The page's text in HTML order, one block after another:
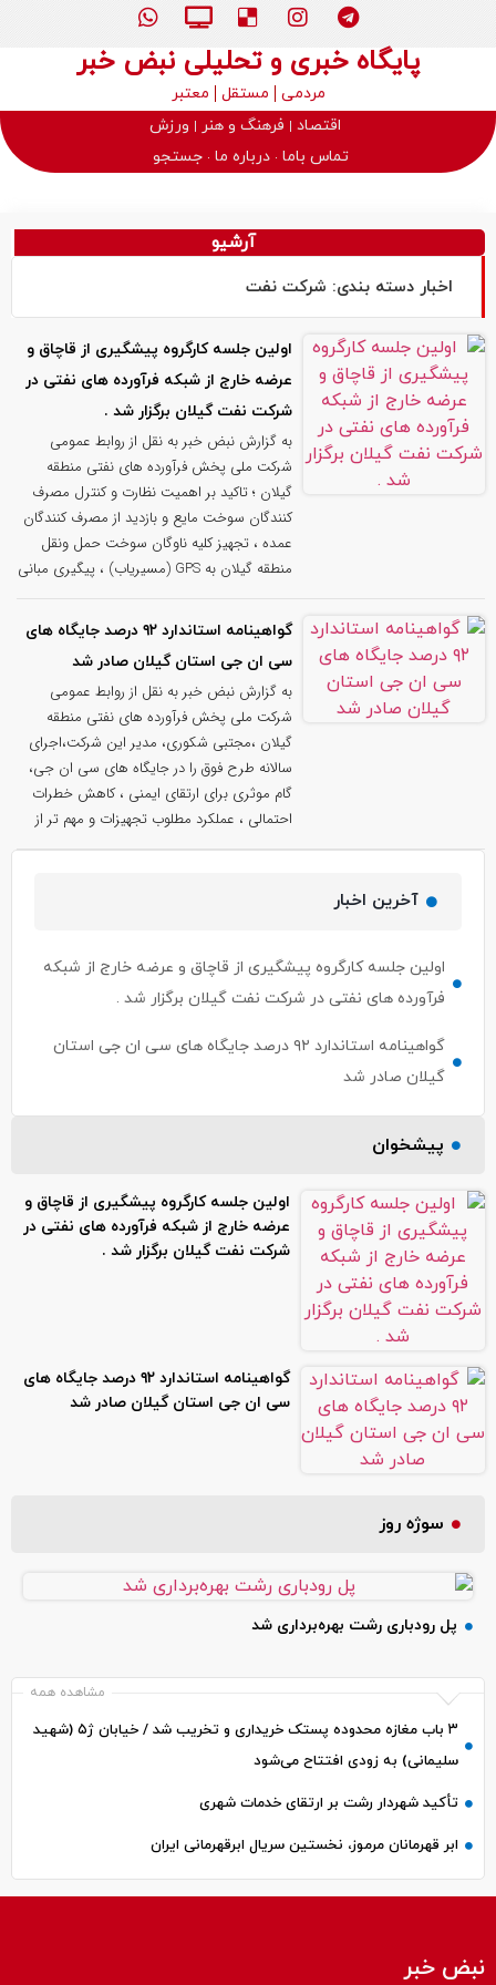
پایگاه خبری و تحلیلی نبض خبر
مردمی مستقل
معتبر
اقتصاد
فرهنگ و هنر
ورزش
تماس باما درباره ما جستجو
آرشیو
اخبار دسته بندی: شرکت نفت
اولین جلسه کارگروه پیشگیری از قاچاق و
عرضه خارج از شبکه فرآورده های نفتی در
شرکت نفت گیلان برگزار شد .
به گزارش نبض خبر به نقل از روابط عمومی
شرکت ملی پخش فرآورده های نفتی منطقه
گیلان ؛ تاکید بر اهمیت نظارت و کنترل مصرف
کنندگان سوخت مایع و بازدید از مصرف کنندگان
عمده ، تجهیز کلیه ناوگان سوخت حمل ونقل
منطقه گیلان به GPS (مسیریاب) ، پیگیری مبانی
گواهینامه استاندارد ۹۲ درصد جایگاه های
سی ان جی استان گیلان صادر شد
به گزارش نبض خبر به نقل از روابط عمومی
شرکت ملی پخش فرآورده های نفتی منطقه
گیلان ،مجتبی شکوری، مدیر این شرکت،اجرای
سالانه طرح فوق را در جایگاه های سی ان جی،
گام موثری برای ارتقای ایمنی ، کاهش خطرات
احتمالی ، عملکرد مطلوب تجهیزات و مهم تر از
آخرین اخبار
اولین جلسه کارگروه پیشگیری از قاچاق و عرضه خارج از شبکه
فرآورده های نفتی در شرکت نفت گیلان برگزار شد .
گواهینامه استاندارد ۹۲ درصد جایگاه های سی ان جی استان
گیلان صادر شد
پیشخوان
اولین جلسه کارگروه پیشگیری از قاچاق و
عرضه خارج از شبکه فرآورده های نفتی در
شرکت نفت گیلان برگزار شد .
گواهینامه استاندارد ۹۲ درصد جایگاه های
سی ان جی استان گیلان صادر شد
سوژه روز
پل رودباری رشت بهره‌برداری شد
مشاهده همه
۳ باب مغازه محدوده پستک خریداری و تخریب شد / خیابان ژ۵ (شهید
سلیمانی) به زودی افتتاح می‌شود
تأکید شهردار رشت بر ارتقای خدمات شهری
ابر قهرمانان مرموز، نخستین سریال ابرقهرمانی ایران
نبض خبر